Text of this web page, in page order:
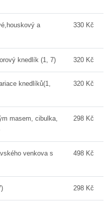
a
330 Kč
knedlík (1, 7) 320 Kč
knedlíků(1,
320 Kč
masem, cibulka,
298 Kč
venkova s
498 Kč
298 Kč